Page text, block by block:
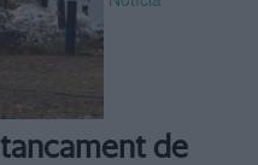
de